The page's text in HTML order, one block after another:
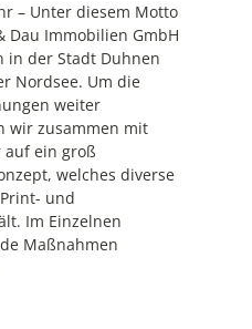
– Unter diesem Motto
Dau Immobilien GmbH
in der Stadt Duhnen
Nordsee. Um die
weiter
wir zusammen mit
ein groß
welches diverse
und
Im Einzelnen
Maßnahmen